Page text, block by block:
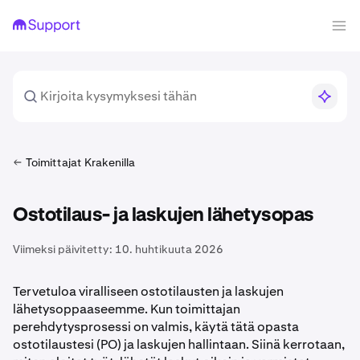
Toimittajat Krakenilla
Ostotilaus- ja laskujen lähetysopas
Viimeksi päivitetty: 10. huhtikuuta 2026
Tervetuloa viralliseen ostotilausten ja laskujen
lähetysoppaaseemme. Kun toimittajan
perehdytysprosessi on valmis, käytä tätä opasta
ostotilaustesi (PO) ja laskujen hallintaan. Siinä kerrotaan,